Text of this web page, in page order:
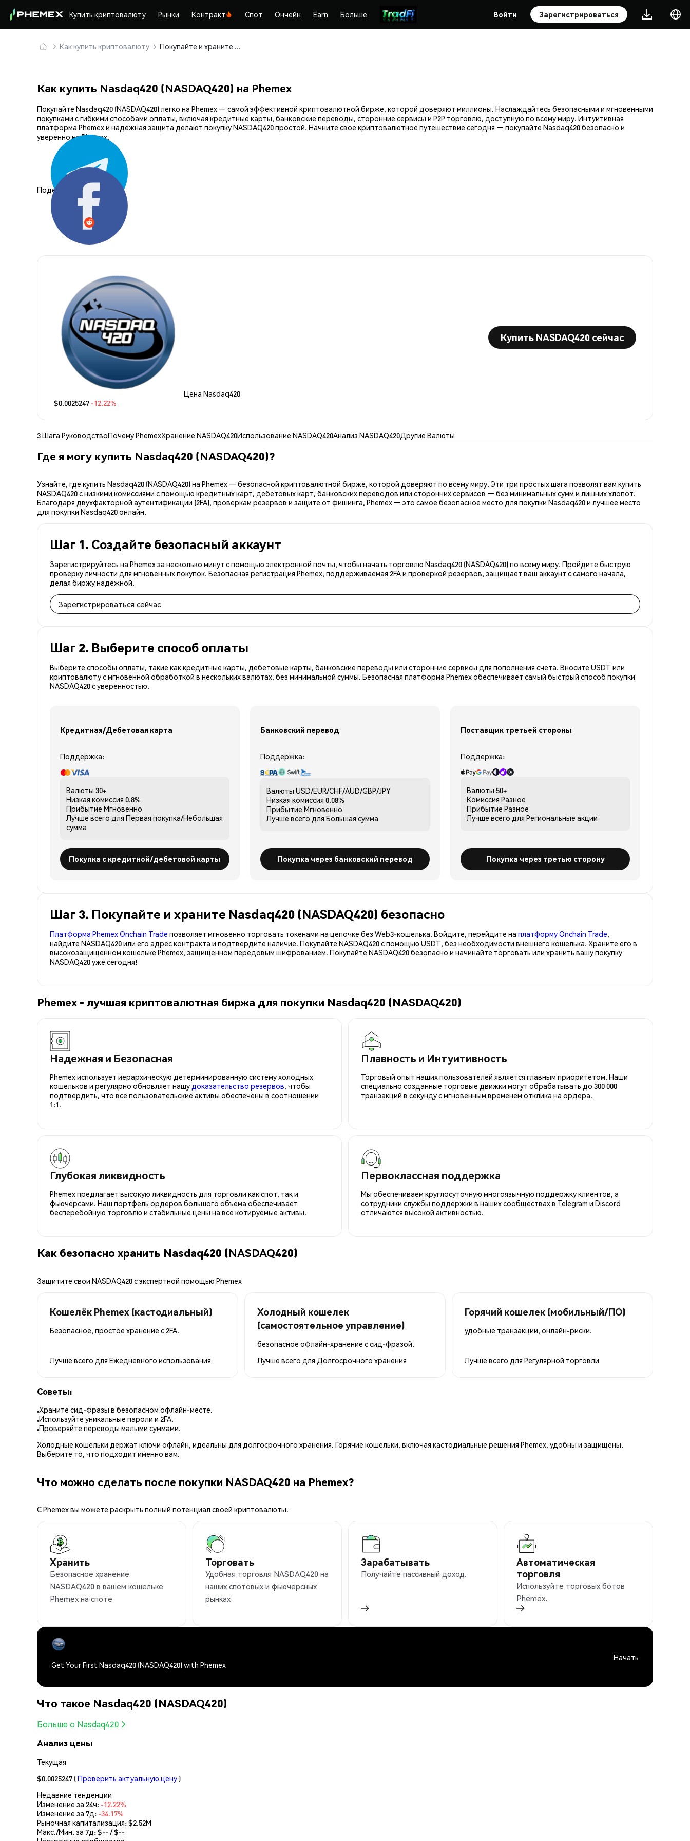
Купить криптовалюту Рынки Контракт Спот Ончейн Earn Больше Войти Зарегистрироваться
Как купить криптовалюту Покупайте и храните Nasdaq420 (NASDAQ420) безопасно
Как купить Nasdaq420 (NASDAQ420) на Phemex
Покупайте Nasdaq420 (NASDAQ420) легко на Phemex — самой эффективной криптовалютной бирже, которой доверяют миллионы. Наслаждайтесь безопасными и мгновенными
покупками с гибкими способами оплаты, включая кредитные карты, банковские переводы, сторонние сервисы и P2P торговлю, доступную по всему миру. Интуитивная
платформа Phemex и надежная защита делают покупку NASDAQ420 простой. Начните свое криптовалютное путешествие сегодня — покупайте Nasdaq420 безопасно и
уверенно на Phemex.
Поделиться:
Цена Nasdaq420
$0.0025247 -12.22%
Купить NASDAQ420 сейчас
3 Шага РуководствоПочему PhemexХранение NASDAQ420Использование NASDAQ420Анализ NASDAQ420Другие Валюты
Где я могу купить Nasdaq420 (NASDAQ420)?
Узнайте, где купить Nasdaq420 (NASDAQ420) на Phemex — безопасной криптовалютной бирже, которой доверяют по всему миру. Эти три простых шага позволят вам купить
NASDAQ420 с низкими комиссиями с помощью кредитных карт, дебетовых карт, банковских переводов или сторонних сервисов — без минимальных сумм и лишних хлопот.
Благодаря двухфакторной аутентификации (2FA), проверкам резервов и защите от фишинга, Phemex — это самое безопасное место для покупки Nasdaq420 и лучшее место
для покупки Nasdaq420 онлайн.
Шаг 1. Создайте безопасный аккаунт
Зарегистрируйтесь на Phemex за несколько минут с помощью электронной почты, чтобы начать торговлю Nasdaq420 (NASDAQ420) по всему миру. Пройдите быструю
проверку личности для мгновенных покупок. Безопасная регистрация Phemex, поддерживаемая 2FA и проверкой резервов, защищает ваш аккаунт с самого начала,
делая биржу надежной.
Зарегистрироваться сейчас
Шаг 2. Выберите способ оплаты
Выберите способы оплаты, такие как кредитные карты, дебетовые карты, банковские переводы или сторонние сервисы для пополнения счета. Вносите USDT или
криптовалюту с мгновенной обработкой в нескольких валютах, без минимальной суммы. Безопасная платформа Phemex обеспечивает самый быстрый способ покупки
NASDAQ420 с уверенностью.
Кредитная/Дебетовая карта
Поддержка:
Валюты 30+
Низкая комиссия 0.8%
Прибытие Мгновенно
Лучше всего для Первая покупка/Небольшая
сумма
Покупка с кредитной/дебетовой карты
Банковский перевод
Поддержка:
Валюты USD/EUR/CHF/AUD/GBP/JPY
Низкая комиссия 0.08%
Прибытие Мгновенно
Лучше всего для Большая сумма
Покупка через банковский перевод
Поставщик третьей стороны
Поддержка:
Валюты 50+
Комиссия Разное
Прибытие Разное
Лучше всего для Региональные акции
Покупка через третью сторону
Шаг 3. Покупайте и храните Nasdaq420 (NASDAQ420) безопасно
Платформа Phemex Onchain Trade позволяет мгновенно торговать токенами на цепочке без Web3-кошелька. Войдите, перейдите на платформу Onchain Trade,
найдите NASDAQ420 или его адрес контракта и подтвердите наличие. Покупайте NASDAQ420 с помощью USDT, без необходимости внешнего кошелька. Храните его в
высокозащищенном кошельке Phemex, защищенном передовым шифрованием. Покупайте NASDAQ420 безопасно и начинайте торговать или хранить вашу покупку
NASDAQ420 уже сегодня!
Phemex - лучшая криптовалютная биржа для покупки Nasdaq420 (NASDAQ420)
Надежная и Безопасная
Phemex использует иерархическую детерминированную систему холодных
кошельков и регулярно обновляет нашу доказательство резервов, чтобы
подтвердить, что все пользовательские активы обеспечены в соотношении
1:1.
Плавность и Интуитивность
Торговый опыт наших пользователей является главным приоритетом. Наши
специально созданные торговые движки могут обрабатывать до 300 000
транзакций в секунду с мгновенным временем отклика на ордера.
Глубокая ликвидность
Phemex предлагает высокую ликвидность для торговли как спот, так и
фьючерсами. Наш портфель ордеров большого объема обеспечивает
бесперебойную торговлю и стабильные цены на все котируемые активы.
Первоклассная поддержка
Мы обеспечиваем круглосуточную многоязычную поддержку клиентов, а
сотрудники службы поддержки в наших сообществах в Telegram и Discord
отличаются высокой активностью.
Как безопасно хранить Nasdaq420 (NASDAQ420)
Защитите свои NASDAQ420 с экспертной помощью Phemex
Кошелёк Phemex (кастодиальный)
Безопасное, простое хранение с 2FA.
Лучше всего для Ежедневного использования
Холодный кошелек
(самостоятельное управление)
безопасное офлайн-хранение с сид-фразой.
Лучше всего для Долгосрочного хранения
Горячий кошелек (мобильный/ПО)
удобные транзакции, онлайн-риски.
Лучше всего для Регулярной торговли
Советы:
Храните сид-фразы в безопасном офлайн-месте.
Используйте уникальные пароли и 2FA.
Проверяйте переводы малыми суммами.
Холодные кошельки держат ключи офлайн, идеальны для долгосрочного хранения. Горячие кошельки, включая кастодиальные решения Phemex, удобны и защищены.
Выберите то, что подходит именно вам.
Что можно сделать после покупки NASDAQ420 на Phemex?
С Phemex вы можете раскрыть полный потенциал своей криптовалюты.
Хранить
Безопасное хранение
NASDAQ420 в вашем кошельке
Phemex на споте
Торговать
Удобная торговля NASDAQ420 на
наших спотовых и фьючерсных
рынках
Зарабатывать
Получайте пассивный доход.
Автоматическая
торговля
Используйте торговых ботов
Phemex.
Get Your First Nasdaq420 (NASDAQ420) with Phemex
Начать
Что такое Nasdaq420 (NASDAQ420)
Больше о Nasdaq420
Анализ цены
Текущая
$0.0025247 (Проверить актуальную цену )
Недавние тенденции
Изменение за 24ч: -12.22%
Изменение за 7д: -34.17%
Рыночная капитализация:$2.52M
Макс./Мин. за 7д: $-- / $--